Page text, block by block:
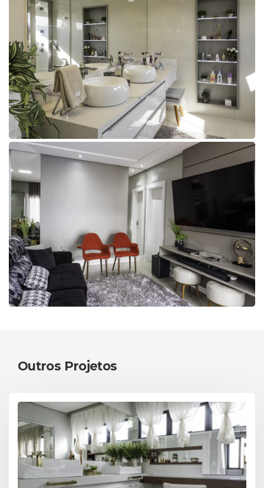
Outros Projetos